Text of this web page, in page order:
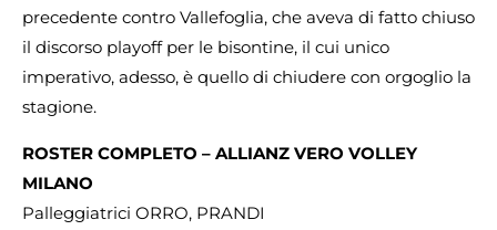
precedente contro Vallefoglia, che aveva di fatto chiuso
il discorso playoff per le bisontine, il cui unico
imperativo, adesso, è quello di chiudere con orgoglio la
stagione.
ROSTER COMPLETO – ALLIANZ VERO VOLLEY
MILANO
Palleggiatrici ORRO, PRANDI